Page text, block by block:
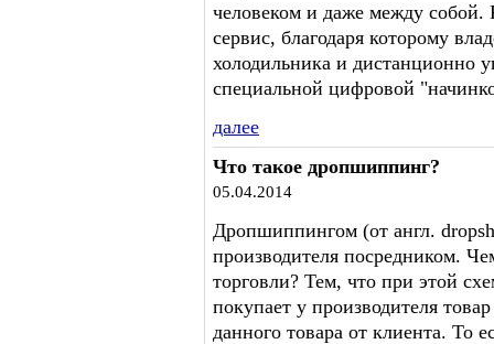
человеком и даже между собой.
сервис, благодаря которому
холодильника и дистанционно
специальной цифровой
далее
Что такое дропшиппинг?
05.04.2014
Дропшиппингом (от англ.
производителя посредником.
торговли? Тем, что при этой
покупает у производителя
данного товара от клиента. То